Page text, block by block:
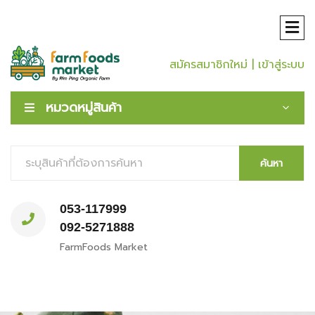
สมัครสมาชิกใหม่ | เข้าสู่ระบบ
หมวดหมู่สินค้า
ค้นหา
053-117999
092-5271888
FarmFoods Market